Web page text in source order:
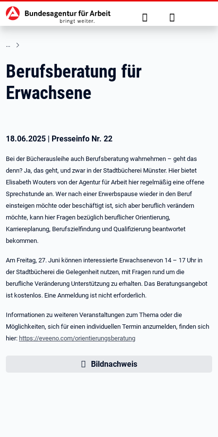
zu den Hauptinhalten springen
Hauptnavigation Suche Anmelden
Berufsberatung für
Erwachsene
18.06.2025 | Presseinfo Nr. 22
Bei der Bücherausleihe auch Berufsberatung wahrnehmen – geht das
denn? Ja, das geht, und zwar in der Stadtbücherei Münster. Hier bietet
Elisabeth Wouters von der Agentur für Arbeit hier regelmäßig eine offene
Sprechstunde an. Wer nach einer Erwerbspause wieder in den Beruf
einsteigen möchte oder beschäftigt ist, sich aber beruflich verändern
möchte, kann hier Fragen bezüglich beruflicher Orientierung,
Karriereplanung, Berufszielfindung und Qualifizierung beantwortet
bekommen.
Am Freitag, 27. Juni können interessierte Erwachsenevon 14 – 17 Uhr in
der Stadtbücherei die Gelegenheit nutzen, mit Fragen rund um die
berufliche Veränderung Unterstützung zu erhalten. Das Beratungsangebot
ist kostenlos. Eine Anmeldung ist nicht erforderlich.
Informationen zu weiteren Veranstaltungen zum Thema oder die
Möglichkeiten, sich für einen individuellen Termin anzumelden, finden sich
hier: https://eveeno.com/orientierungsberatung
Bildnachweis